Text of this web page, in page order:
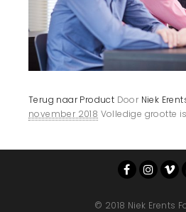
Terug naar Product Door Niek
november 2018 Volledige grootte
© 2018 Niek Erents